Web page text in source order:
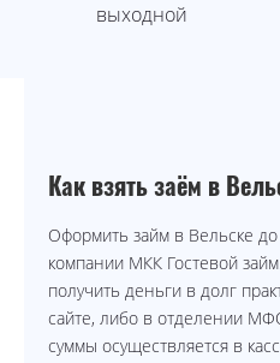
выходной
Как взять заём в
Оформить займ в Вельске
компании МКК Гостевой
получить деньги в долг
сайте, либо в отделении
суммы осуществляется в